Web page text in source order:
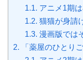
1.1. アニメ1期
1.2. 猫猫が身請
1.3. 漫画版では
2. 「薬屋のひとり